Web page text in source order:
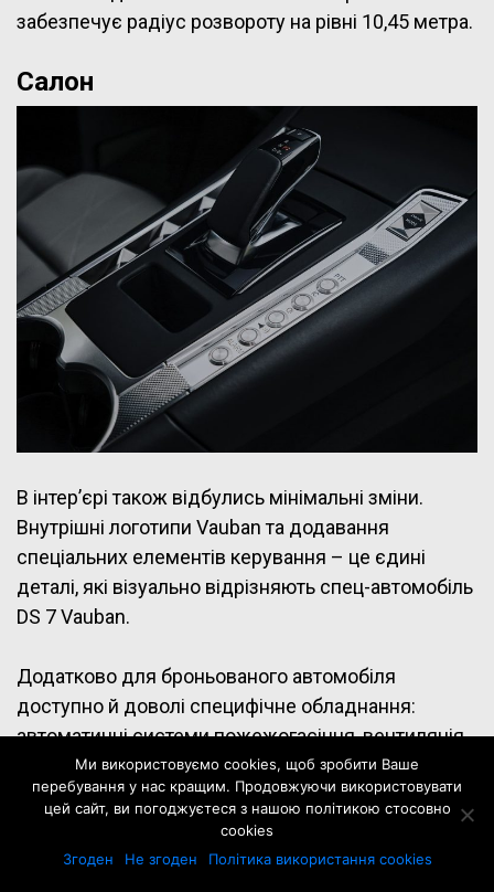
забезпечує радіус розвороту на рівні 10,45 метра.
Салон
В інтер’єрі також відбулись мінімальні зміни.
Внутрішні логотипи Vauban та додавання
спеціальних елементів керування – це єдині
деталі, які візуально відрізняють спец-автомобіль
DS 7 Vauban.
Додатково для броньованого автомобіля
доступно й доволі специфічне обладнання:
автоматичні системи пожежогасіння, вентиляція
закритого контуру, аварійна сирена, гучний
розмовний вуличний динамік тощо. Також
передбачено численні опції для комфорту
пасажирів (додаткові USB-порти, плафони
Ми використовуємо cookies, щоб зробити Ваше
перебування у нас кращим. Продовжуючи використовувати
цей сайт, ви погоджуєтеся з нашою політикою стосовно
cookies
Згоден
Не згоден Політика використання cookies